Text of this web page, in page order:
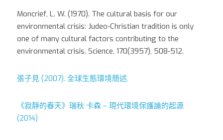
Moncrief, L. W. (1970). The cultural basis for our
environmental crisis: Judeo-Christian tradition is only
one of many cultural factors contributing to the
environmental crisis. Science, 170(3957), 508-512.
張子見 (2007). 全球生態環境簡述.
《寂靜的春天》瑞秋·卡森 – 現代環境保護論的起源
(2014)